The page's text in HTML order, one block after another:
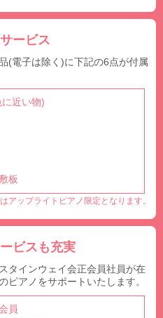
ービス
(電子は除く)に下記の6点が付属
近い物)
板
アップライトピアノ限定となります。
ビスも充実
タインウェイ会正会員社員が在
ピアノをサポートいたします。
員